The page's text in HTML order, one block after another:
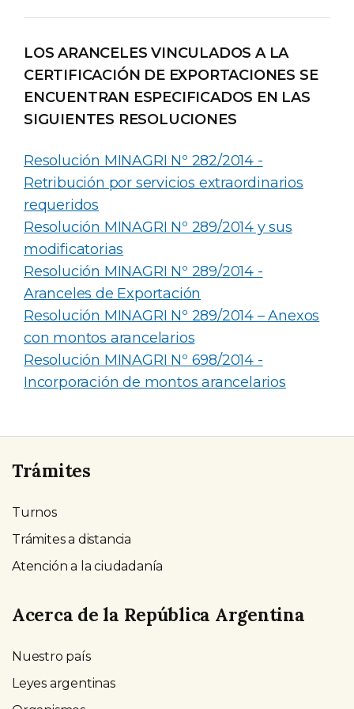
LOS ARANCELES VINCULADOS A LA
CERTIFICACIÓN DE EXPORTACIONES SE
ENCUENTRAN ESPECIFICADOS EN LAS
SIGUIENTES RESOLUCIONES
Resolución MINAGRI Nº 282/2014 -
Retribución por servicios extraordinarios
requeridos
Resolución MINAGRI Nº 289/2014 y sus
modificatorias
Resolución MINAGRI Nº 289/2014 -
Aranceles de Exportación
Resolución MINAGRI Nº 289/2014 – Anexos
con montos arancelarios
Resolución MINAGRI Nº 698/2014 -
Incorporación de montos arancelarios
Trámites
Turnos
Trámites a distancia
Atención a la ciudadanía
Acerca de la República Argentina
Nuestro país
Leyes argentinas